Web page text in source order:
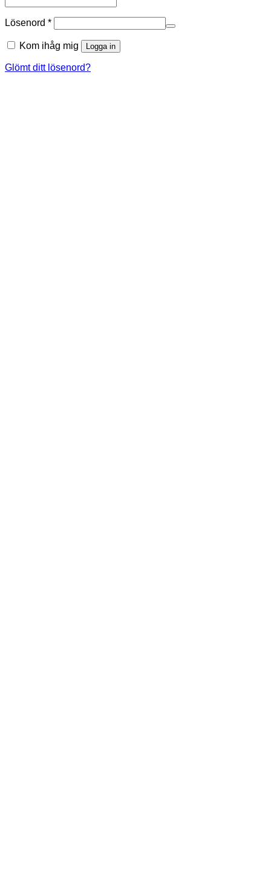
Lösenord *Obligatoriskt
Kom ihåg mig Logga in
Glömt ditt lösenord?